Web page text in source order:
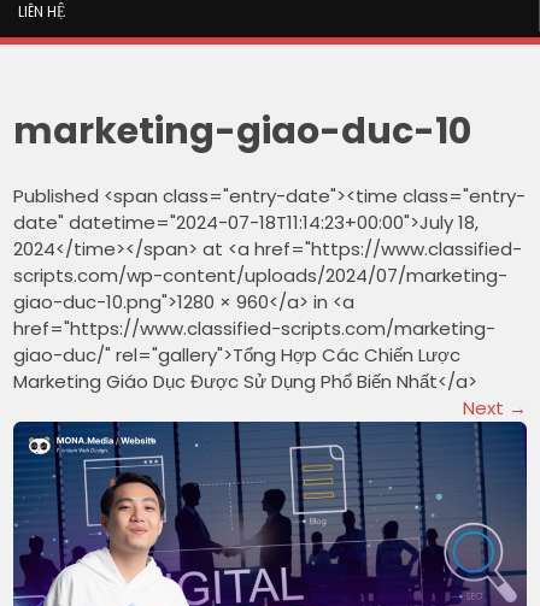
LIÊN HỆ
marketing-giao-duc-10
Published <span class="entry-date"><time class="entry-
date" datetime="2024-07-18T11:14:23+00:00">July 18,
2024</time></span> at <a href="https://www.classified-
scripts.com/wp-content/uploads/2024/07/marketing-
giao-duc-10.png">1280 × 960</a> in <a
href="https://www.classified-scripts.com/marketing-
giao-duc/" rel="gallery">Tổng Hợp Các Chiến Lược
Marketing Giáo Dục Được Sử Dụng Phổ Biến Nhất</a>
Next →